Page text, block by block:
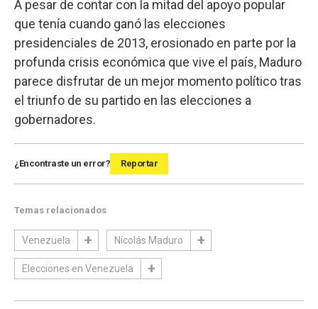
A pesar de contar con la mitad del apoyo popular
que tenía cuando ganó las elecciones
presidenciales de 2013, erosionado en parte por la
profunda crisis económica que vive el país, Maduro
parece disfrutar de un mejor momento político tras
el triunfo de su partido en las elecciones a
gobernadores.
¿Encontraste un error? Reportar
Temas relacionados
Venezuela Nicolás Maduro
Elecciones en Venezuela